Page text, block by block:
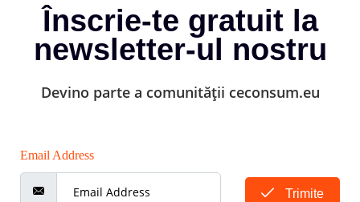
Înscrie-te gratuit la
newsletter-ul nostru
Devino parte a comunității ceconsum.eu
Email Address
Trimite